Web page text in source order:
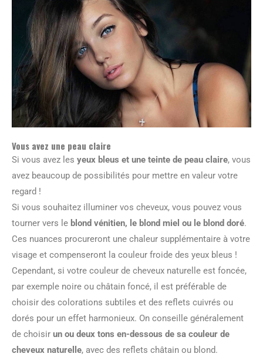
Vous avez une peau claire
Si vous avez les yeux bleus et une teinte de peau claire, vous
avez beaucoup de possibilités pour mettre en valeur votre
regard !
Si vous souhaitez illuminer vos cheveux, vous pouvez vous
tourner vers le blond vénitien, le blond miel ou le blond doré.
Ces nuances procureront une chaleur supplémentaire à votre
visage et compenseront la couleur froide des yeux bleus !
Cependant, si votre couleur de cheveux naturelle est foncée,
par exemple noire ou châtain foncé, il est préférable de
choisir des colorations subtiles et des reflets cuivrés ou
dorés pour un effet harmonieux. On conseille généralement
de choisir un ou deux tons en-dessous de sa couleur de
cheveux naturelle, avec des reflets châtain ou blond.